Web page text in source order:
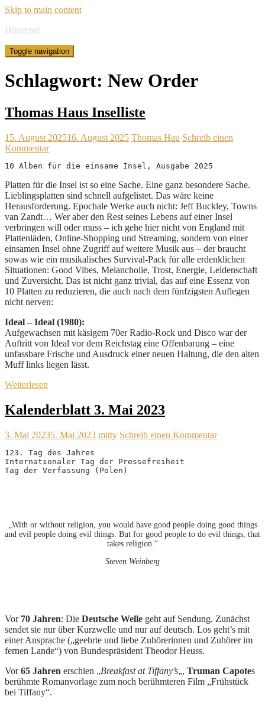
Skip to main content
Hinternet
Toggle navigation
Schlagwort: New Order
Thomas Haus Inselliste
15. August 202516. August 2025 Thomas Hau Schreib einen
Kommentar
10 Alben für die einsame Insel, Ausgabe 2025
Platten für die Insel ist so eine Sache. Eine ganz besondere Sache.
Lieblingsplatten sind schnell aufgelistet. Das wäre keine
Herausforderung. Epochale Werke auch nicht: Jeff Buckley, Towns
van Zandt… Wer aber den Rest seines Lebens auf einer Insel
verbringen will oder muss – ich gehe hier nicht von England mit
Plattenläden, Online-Shopping und Streaming, sondern von einer
einsamen Insel ohne Zugriff auf weitere Musik aus – der braucht
sowas wie ein musikalisches Survival-Pack für alle erdenklichen
Situationen: Good Vibes, Melancholie, Trost, Energie, Leidenschaft
und Zuversicht. Das ist nicht ganz trivial, das auf eine Essenz von
10 Platten zu reduzieren, die auch nach dem fünfzigsten Auflegen
nicht nerven:
Ideal – Ideal (1980):
Aufgewachsen mit käsigem 70er Radio-Rock und Disco war der
Auftritt von Ideal vor dem Reichstag eine Offenbarung – eine
unfassbare Frische und Ausdruck einer neuen Haltung, die den alten
Muff links liegen lässt.
Weiterlesen
Kalenderblatt 3. Mai 2023
3. Mai 20235. Mai 2023 mitty Schreib einen Kommentar
123. Tag des Jahres
Internationaler Tag der Pressefreiheit
Tag der Verfassung (Polen)
„With or without religion, you would have good people doing good things
and evil people doing evil things. But for good people to do evil things, that
takes religion.“
Steven Weinberg
Vor 70 Jahren: Die Deutsche Welle geht auf Sendung. Zunächst
sendet sie nur über Kurzwelle und nur auf deutsch. Los geht’s mit
einer Ansprache („geehrte und liebe Zuhörerinnen und Zuhörer im
fernen Lande“) von Bundespräsident Theodor Heuss.
Vor65 Jahren erschien „Breakfast at Tiffany’s„, Truman Capotes
berühmte Romanvorlage zum noch berühmteren Film „Frühstück
bei Tiffany“.